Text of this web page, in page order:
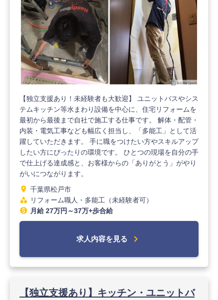
【独立支援あり！未経験者も大歓迎】 ユニットバスやシス
テムキッチン等水まわり設備を中心に、住宅リフォームを
最初から最後まで自社で施工する仕事です。 解体・配管・
内装・電気工事なども幅広く担当し、「多能工」として活
躍していただきます。 手に職をつけたい方やスキルアップ
したい方にぴったりの環境です。 ひとつの現場を自分の手
で仕上げる達成感と、お客様からの「ありがとう」がやり
がいにつながります。
location_on 千葉県松戸市
category リフォーム職人・多能工（未経験者可）
monetization_on 月給 27万円～37万+歩合給
求人内容を見る chevron_right
【独立支援あり】キッチン・ユニットバ